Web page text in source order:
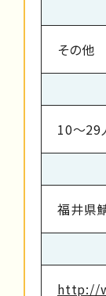
その他
10～29
福井県
http://